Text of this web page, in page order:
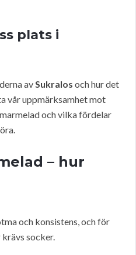
plats i
avSukralos och hur det
vår uppmärksamhet mot
och vilka fördelar
– hur
och konsistens, och för
krävs socker.